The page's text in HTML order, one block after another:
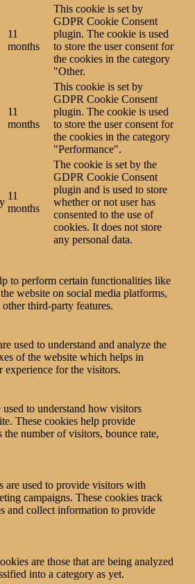
11
months
This cookie is set by
GDPR Cookie Consent
plugin. The cookie is used
to store the user consent for
the cookies in the category
"Other.
11
months
This cookie is set by
GDPR Cookie Consent
plugin. The cookie is used
to store the user consent for
the cookies in the category
"Performance".
11
months
The cookie is set by the
GDPR Cookie Consent
plugin and is used to store
whether or not user has
consented to the use of
cookies. It does not store
any personal data.
to perform certain functionalities like
website on social media platforms,
third-party features.
used to understand and analyze the
of the website which helps in
experience for the visitors.
to understand how visitors
These cookies help provide
number of visitors, bounce rate,
are used to provide visitors with
campaigns. These cookies track
and collect information to provide
are those that are being analyzed
into a category as yet.